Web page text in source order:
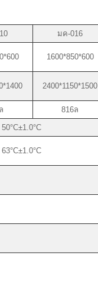
มค-016
1600*850*600
2400*1150*1500
816ล